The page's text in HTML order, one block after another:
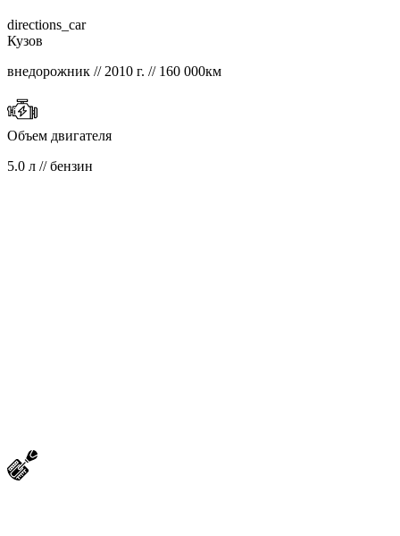
directions_car
Кузов
внедорожник // 2010 г. // 160 000км
Объем двигателя
5.0 л // бензин